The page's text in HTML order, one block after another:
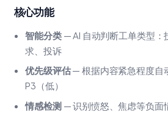
核心功能
智能分类— AI 自动判断工单类型：
求、投诉
优先级评估— 根据内容紧急程度自
P3（低）
情感检测— 识别愤怒、焦虑等负面